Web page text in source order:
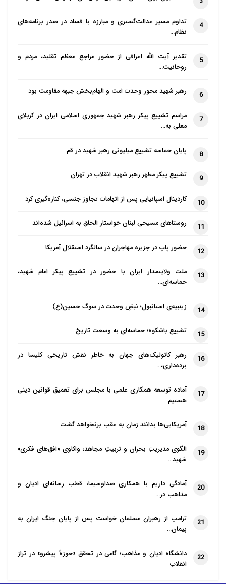
می‌کند. این کتاب کمک می‌کند تا به تاریخ ایران در گسترۀ
جغرافیای فرهنگی بزرگ‌تری بنگریم و سپس آن را در
چارچوب تاریخ جهان ببینیم… به همین دلیل بی‌اغراق برای
نخستین بار است که خواندن یکی از کتاب‌هایم را به همه
توصیه می‌کنم.
در پیوست می‌توانید فهرست کتاب و پیشگفتار مترجم را (تا
صفحۀ ۲۱ کتاب) بخوانید. در آن پیشگفتار مفصل‌تر دربارۀ
گفتار لایو در اینستاگرام برگزار خواهم کرد تا به طور مفصل
کتاب و اهمیت آن را شرح دهم.
4
تداوم مسیر عدالت‌گستری و مبارزه با فساد در صدر برنامه‌های
نظام…
5
تقدیر آیت الله اعرافی از حضور مراجع معظم تقلید، مردم و
روحانیت…
6 رهبر شهید محور وحدت امت و الهام‌بخش جبهه مقاومت بود
7
مراسم تشییع پیکر رهبر شهید جمهوری اسلامی ایران در کربلای
معلی به…
8 پایان حماسه تشییع میلیونی رهبر شهید در قم
9 تشییع پیکر مطهر رهبر شهید انقلاب در تهران
10 کاردینال اسپانیایی پس از اتهامات تجاوز جنسی، کناره‌گیری کرد
11 روستاهای مسیحی لبنان خواستار الحاق به اسرائیل شده‌اند
12 حضور پاپ در جزیره مهاجران در سالگرد استقلال آمریکا
13
ملت ولایتمدار ایران با حضور در تشییع پیکر امام شهید،
حماسه‌ای…
14 زینبیه‌ی استانبول؛ نبضِ وحدت در سوگِ حسین(ع)
15 تشییع باشکوه؛ حماسه‌ای به وسعت تاریخ
16
رهبر کاتولیک‌های جهان به خاطر نقش تاریخی کلیسا در
برده‌داری،…
17
آماده توسعه همکاری علمی با مجلس برای تعمیق قوانین دینی
هستیم
18 آمریکایی‌ها بدانند زمان به عقب برنخواهد گشت
19
الگوی مدیریتِ بحران و تربیتِ مجاهد؛ واکاوی «افق‌های فکری»
شهید…
20
آمادگی داریم با همکاری صداوسیما، قطب رسانه‌ای ادیان و
مذاهب در…
21
ترامپ از رهبران مسلمان خواست پس از پایان جنگ ایران به
پیمان…
22
دانشگاه ادیان و مذاهب؛ گامی در تحقق «حوزهٔ پیشرو» در تراز
انقلاب